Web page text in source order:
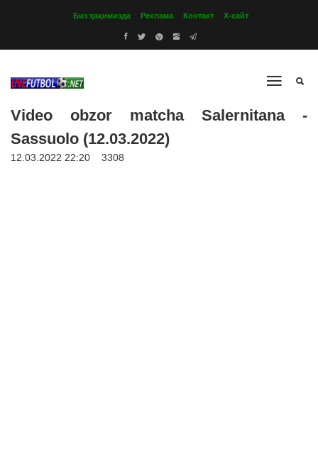
Биз ҳақимизда Реклама Контакт Х-сайт
Video obzor matcha Salernitana -
Sassuolo (12.03.2022)
12.03.2022 22:20 3308